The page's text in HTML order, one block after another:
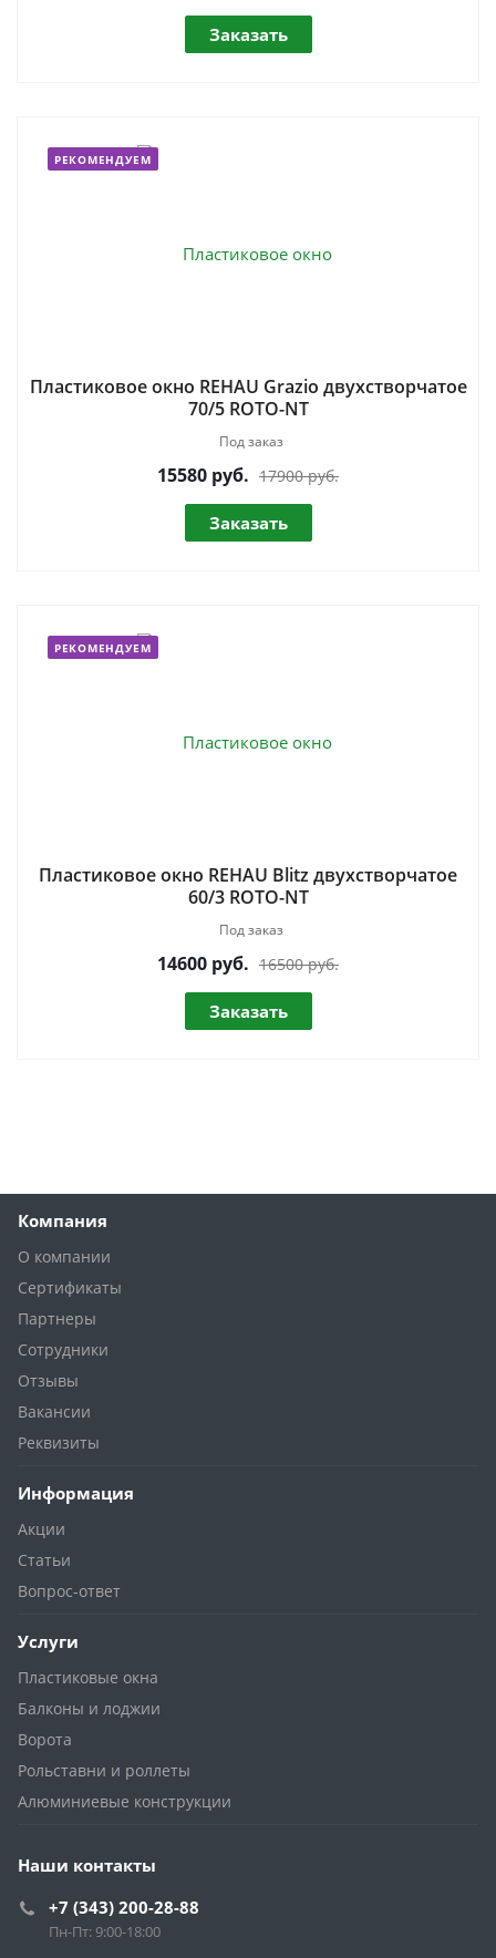
Заказать
РЕКОМЕНДУЕМ
Пластиковое окно REHAU Grazio двухстворчатое
70/5 ROTO-NT
Под заказ
15580 руб. 17900 руб.
Заказать
РЕКОМЕНДУЕМ
Пластиковое окно REHAU Blitz двухстворчатое
60/3 ROTO-NT
Под заказ
14600 руб. 16500 руб.
Заказать
Компания
О компании
Сертификаты
Партнеры
Сотрудники
Отзывы
Вакансии
Реквизиты
Информация
Акции
Статьи
Вопрос-ответ
Услуги
Пластиковые окна
Балконы и лоджии
Ворота
Рольставни и роллеты
Алюминиевые конструкции
Наши контакты
+7 (343) 200-28-88
Пн-Пт: 9:00-18:00